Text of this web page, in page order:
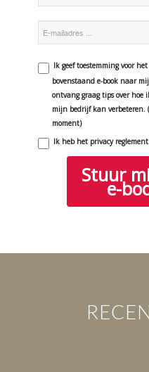
Ik geef toestemming voor
bovenstaand e-book naar
ontvang graag tips over hoe
mijn bedrijf kan verbeteren.
moment)
Ik heb het privacy reglement
Stuur
e-